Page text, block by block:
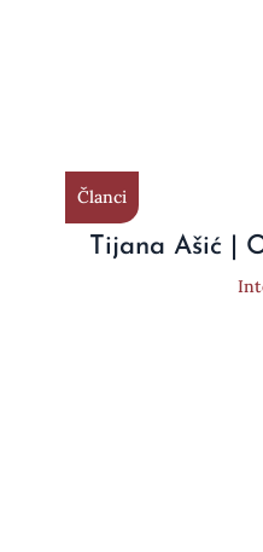
Članci
Tijana Ašić |